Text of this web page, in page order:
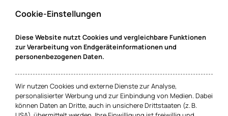
VW Abgasskandal
Mandanteninformationen
Datenschutz
Impressum
Cookie-Einstellungen
Cookie-Einstellungen
Diese Website nutzt Cookies und vergleichbare Funktionen
zur Verarbeitung von Endgeräteinformationen und
personenbezogenen Daten.
Wir nutzen Cookies und externe Dienste zur Analyse,
personalisierter Werbung und zur Einbindung von Medien. Dabei
können Daten an Dritte, auch in unsichere Drittstaaten (z. B.